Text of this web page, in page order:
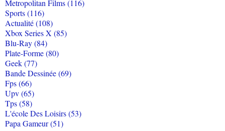
Metropolitan Films (116)
Sports (116)
Actualité (108)
Xbox Series X (85)
Blu-Ray (84)
Plate-Forme (80)
Geek (77)
Bande Dessinée (69)
Fps (66)
Upv (65)
Tps (58)
L'école Des Loisirs (53)
Papa Gameur (51)